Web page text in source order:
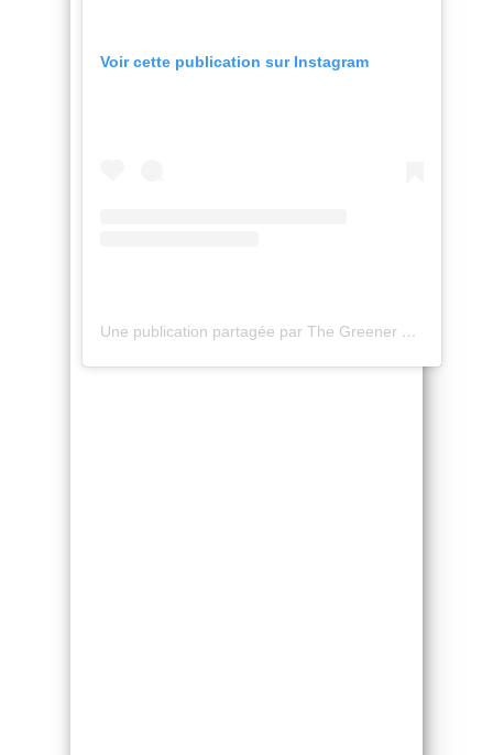
Voir cette publication sur Instagram
Une publication partagée par The Greener Good (@the_greener_good)